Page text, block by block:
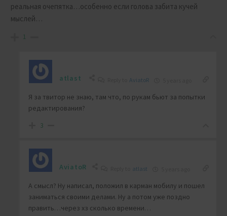
реальная очепятка…особенно если голова забита кучей
мыслей…
1
atlast Reply toAviatoR
Я за твитор не знаю, там что, по рукам бьют за попытки
редактирования?
3
AviatoR atlast
А смысл? Ну написал, положил в карман мобилу и пошел
заниматься своими делами. Ну а потом уже поздно
править…через хз сколько времени…